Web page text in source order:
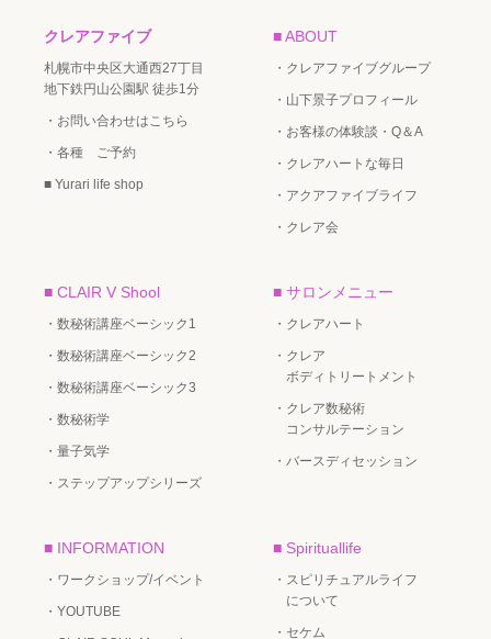
クレアファイブ
札幌市中央区大通西27丁目
地下鉄円山公園駅 徒歩1分
・お問い合わせはこちら
・各種 ご予約
■ Yurari life shop
■ ABOUT
・クレアファイブグループ
・山下景子プロフィール
・お客様の体験談・Q＆A
・クレアハートな毎日
・アクアファイブライフ
・クレア会
■ CLAIR V Shool
・数秘術講座ベーシック1
・数秘術講座ベーシック2
・数秘術講座ベーシック3
・数秘術学
・量子気学
・ステップアップシリーズ
■ サロンメニュー
・クレアハート
・クレア
ボディトリートメント
・クレア数秘術
コンサルテーション
・バースディセッション
■ INFORMATION
・ワークショップ/イベント
・YOUTUBE
■ Spirituallife
・スピリチュアルライフ
について
・セケム